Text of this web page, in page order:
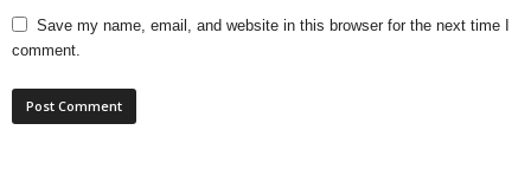
Save my name, email, and website in this browser for the next time I
comment.